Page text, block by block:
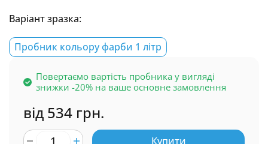
Варіант зразка:
Пробник кольору фарби 1 літр
Повертаємо вартість пробника у вигляді
знижки -20% на ваше основне замовлення
від 534 грн.
Купити